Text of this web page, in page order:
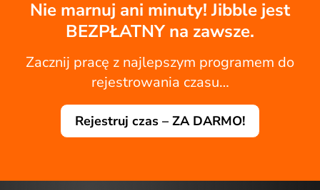
Nie marnuj ani minuty! Jibble jest
BEZPŁATNY na zawsze.
Zacznij pracę z najlepszym programem do
rejestrowania czasu…
Rejestruj czas – ZA DARMO!